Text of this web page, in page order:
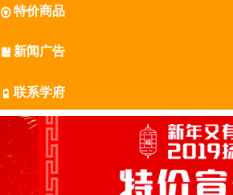
󰋬 特价商品
󰀷 新闻广告
󰃥 联系学府